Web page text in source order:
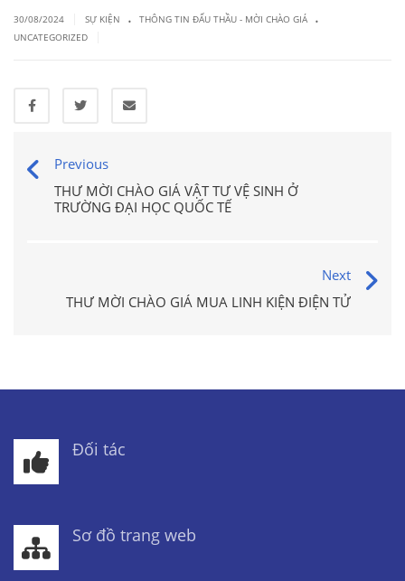
30/08/2024 SỰ KIỆN . THÔNG TIN ĐẤU THẦU - MỜI CHÀO GIÁ .
UNCATEGORIZED
Previous
THƯ MỜI CHÀO GIÁ VẬT TƯ VỆ SINH Ở
TRƯỜNG ĐẠI HỌC QUỐC TẾ
Next
THƯ MỜI CHÀO GIÁ MUA LINH KIỆN ĐIỆN TỬ
Đối tác
Sơ đồ trang web